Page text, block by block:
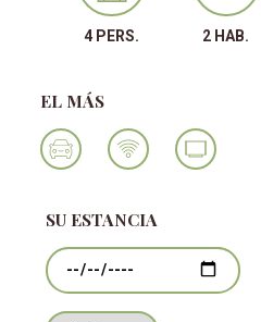
4 PERS. 2 HAB.
EL MÁS
SU ESTANCIA
Fechas